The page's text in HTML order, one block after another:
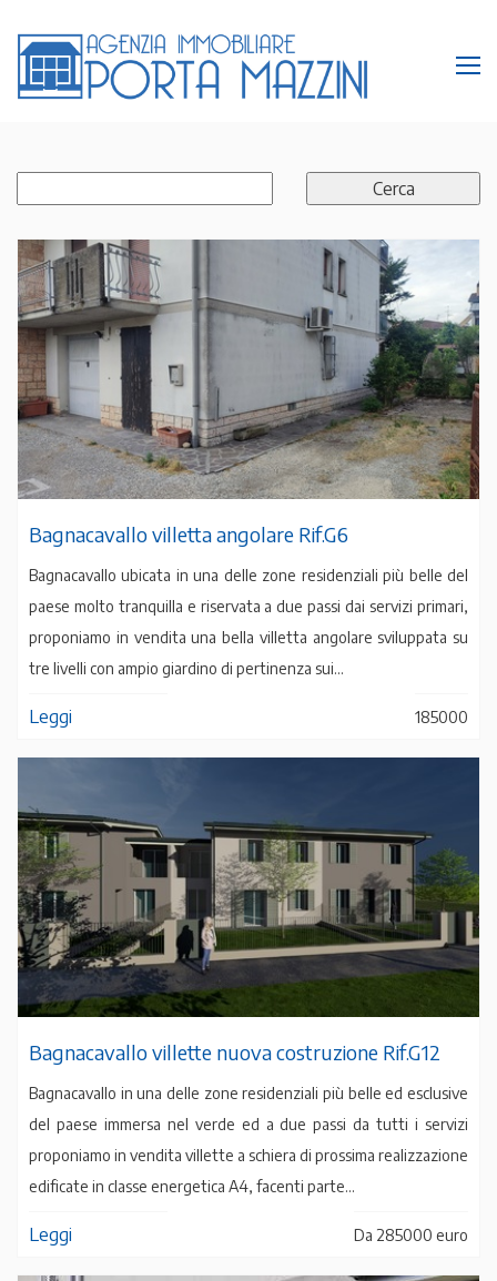
Bagnacavallo villetta angolare Rif.G6
Bagnacavallo ubicata in una delle zone residenziali più belle del
paese molto tranquilla e riservata a due passi dai servizi primari,
proponiamo in vendita una bella villetta angolare sviluppata su
tre livelli con ampio giardino di pertinenza sui...
185000
Leggi
Bagnacavallo villette nuova costruzione Rif.G12
Bagnacavallo in una delle zone residenziali più belle ed esclusive
del paese immersa nel verde ed a due passi da tutti i servizi
proponiamo in vendita villette a schiera di prossima realizzazione
edificate in classe energetica A4, facenti parte...
Da 285000 euro
Leggi